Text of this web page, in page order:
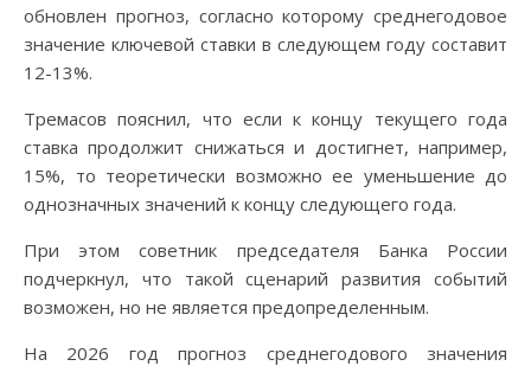
обновлен прогноз, согласно которому среднегодовое
значение ключевой ставки в следующем году составит
12-13%.
Тремасов пояснил, что если к концу текущего года
ставка продолжит снижаться и достигнет, например,
15%, то теоретически возможно ее уменьшение до
однозначных значений к концу следующего года.
При этом советник председателя Банка России
подчеркнул, что такой сценарий развития событий
возможен, но не является предопределенным.
На 2026 год прогноз среднегодового значения